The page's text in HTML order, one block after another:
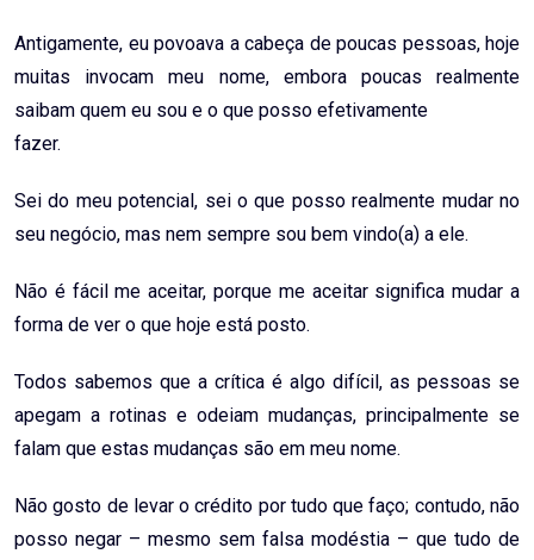
Antigamente, eu povoava a cabeça de poucas pessoas, hoje
muitas invocam meu nome, embora poucas realmente
saibam quem eu sou e o que posso efetivamente
fazer.
Sei do meu potencial, sei o que posso realmente mudar no
seu negócio, mas nem sempre sou bem vindo(a) a ele.
Não é fácil me aceitar, porque me aceitar significa mudar a
forma de ver o que hoje está posto.
Todos sabemos que a crítica é algo difícil, as pessoas se
apegam a rotinas e odeiam mudanças, principalmente se
falam que estas mudanças são em meu nome.
Não gosto de levar o crédito por tudo que faço; contudo, não
posso negar – mesmo sem falsa modéstia – que tudo de